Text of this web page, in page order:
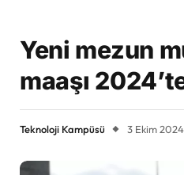
Yeni mezun
maaşı
Teknoloji Kampüsü 3 Ekim 2024